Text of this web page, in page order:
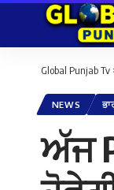
Global Punjab Tv
NEWS
ਅੱਜ